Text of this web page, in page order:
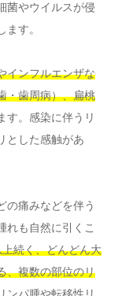
菌やウイルスが侵
す。
インフルエンザな
・歯周病）、扁桃
す。感染に伴うリ
とした感触があ
の痛みなどを伴う
れも自然に引くこ
続く、どんどん大
、複数の部位のリ